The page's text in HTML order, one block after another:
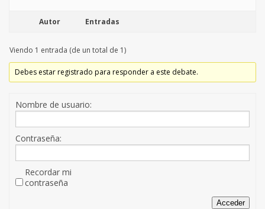
Autor Entradas
Viendo 1 entrada (de un total de 1)
Debes estar registrado para responder a este debate.
Nombre de usuario:
Contraseña:
Recordar mi
contraseña
Acceder